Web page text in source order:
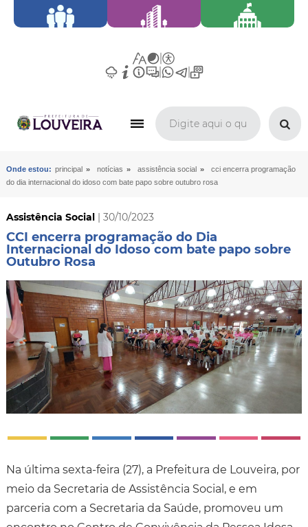
Onde estou: principal » notícias » assistência social »
cci encerra programação
do dia internacional do idoso com bate papo sobre outubro rosa
Assistência Social| 30/10/2023
CCI encerra programação do Dia
Internacional do Idoso com bate papo sobre
Outubro Rosa
Na última sexta-feira (27), a Prefeitura de Louveira, por
meio da Secretaria de Assistência Social, e em
parceria com a Secretaria da Saúde, promoveu um